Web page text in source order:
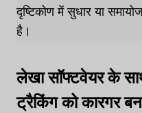
दृष्टिकोण में सुधार या
है।
लेखा सॉफ्टवेयर के
ट्रैकिंग को कारगर